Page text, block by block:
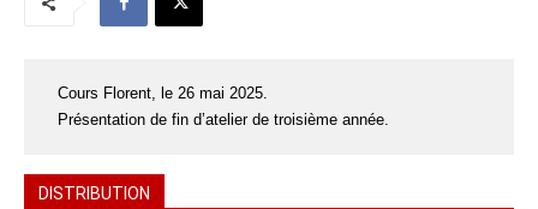
Cours Florent, le 26 mai 2025.
Présentation de fin d’atelier de troisième année.
DISTRIBUTION